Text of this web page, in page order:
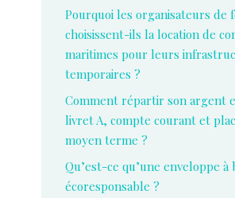
Pourquoi les organisateurs de
choisissent-ils la location de
maritimes pour leurs
temporaires ?
Comment répartir son argent
livret A, compte courant et
moyen terme ?
Qu’est-ce qu’une enveloppe à
écoresponsable ?